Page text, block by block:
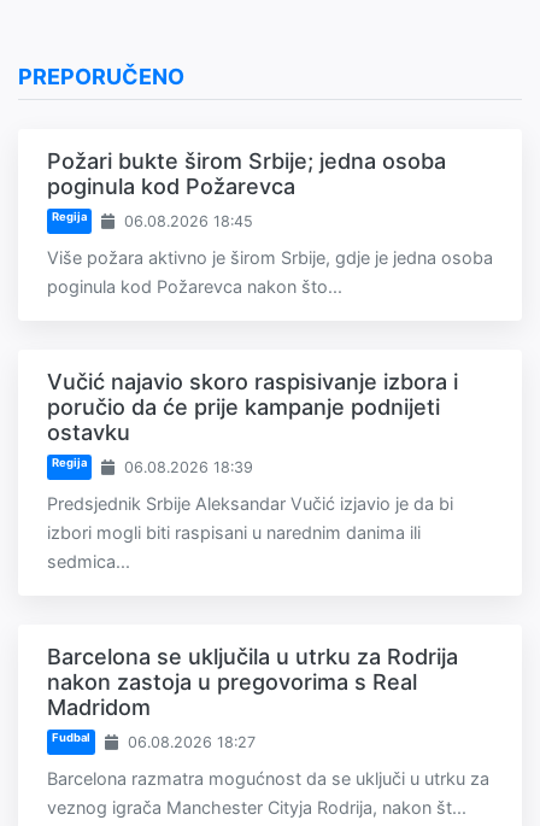
PREPORUČENO
Požari bukte širom Srbije; jedna osoba
poginula kod Požarevca
Regija 06.08.2026 18:45
Više požara aktivno je širom Srbije, gdje je jedna osoba
poginula kod Požarevca nakon što...
Vučić najavio skoro raspisivanje izbora i
poručio da će prije kampanje podnijeti
ostavku
Regija 06.08.2026 18:39
Predsjednik Srbije Aleksandar Vučić izjavio je da bi
izbori mogli biti raspisani u narednim danima ili
sedmica...
Barcelona se uključila u utrku za Rodrija
nakon zastoja u pregovorima s Real
Madridom
Fudbal 06.08.2026 18:27
Barcelona razmatra mogućnost da se uključi u utrku za
veznog igrača Manchester Cityja Rodrija, nakon št...